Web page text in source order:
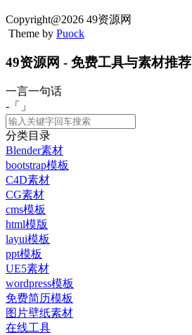
Copyright@2026 49资源网
Theme by Puock
49资源网 - 免费工具与素材推荐
一言一句话
-「
」
分类目录
Blender素材
bootstrap模板
C4D素材
CG素材
cms模板
html模版
layui模板
ppt模板
UE5素材
wordpress模板
免费简历模板
图片壁纸素材
在线工具